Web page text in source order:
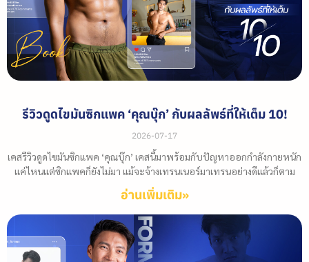
รีวิวดูดไขมันซิกแพค ‘คุณบุ๊ก’ กับผลลัพธ์ที่ให้เต็ม 10!
2026-07-17
เคสรีวิวดูดไขมันซิกแพค ‘คุณบุ๊ก’ เคสนี้มาพร้อมกับปัญหาออกกำลังกายหนัก
แค่ไหนแต่ซิกแพคก็ยังไม่มา แม้จะจ้างเทรนเนอร์มาเทรนอย่างดีแล้วก็ตาม
อ่านเพิ่มเติม»